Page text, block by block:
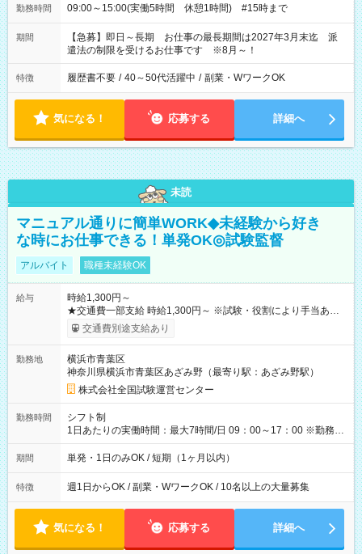
勤務時間 09:00～15:00(実働5時間 休憩1時間) #15時まで
期間
【急募】即日～長期 お仕事の最長期間は2027年3月末迄 派
遣法の制限を受けるお仕事です ※8月～！
特徴 履歴書不要 / 40～50代活躍中 / 副業・WワークOK
気になる！ 応募する 詳細へ
未読
マニュアル通りに簡単WORK◆未経験から好き
な時にお仕事できる！単発OK◎試験監督
アルバイト 職種未経験OK
給与
時給1,300円～
★交通費一部支給 時給1,300円～ ※試験・役割により手当あり
※勤務回数により昇給あり 【即給（前払い）オプションあ
り！】 希望される場合、勤務から1週間ほどで給与の一部を受け
例】 ・河合塾模擬試験 8:30～17:30（休憩1時間） 時給1,300円
×8時間＝日収10,400円＋交通費 ※当日の役割により時給＋100
円の場合あり ・国家試験 7:00～13:30（休憩なし） 時給1,300
円（役割手当＋100円）×6時間＝日収8,400円＋交通費 【試用期
間】試用期間なし
交通費別途支給あり
勤務地
横浜市青葉区
神奈川県横浜市青葉区あざみ野（最寄り駅：あざみ野駅）
株式会社全国試験運営センター
勤務時間
シフト制
1日あたりの実働時間：最大7時間/日 09：00～17：00 ※勤務時
間は 試験により異なります。
期間 単発・1日のみOK / 短期（1ヶ月以内）
特徴 週1日からOK / 副業・WワークOK / 10名以上の大量募集
気になる！ 応募する 詳細へ